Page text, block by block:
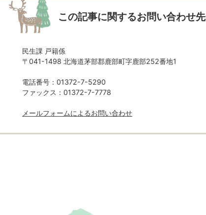
この記事に関するお問い合わせ先
民生課 戸籍係
〒041-1498 北海道茅部郡鹿部町字鹿部252番地1
電話番号：01372-7-5290
ファックス：01372-7-7778
メールフォームによるお問い合わせ